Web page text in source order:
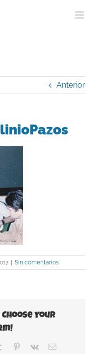
Anterior
| Sin comentarios
Your
Tumblr Pinterest
Vk
Correo